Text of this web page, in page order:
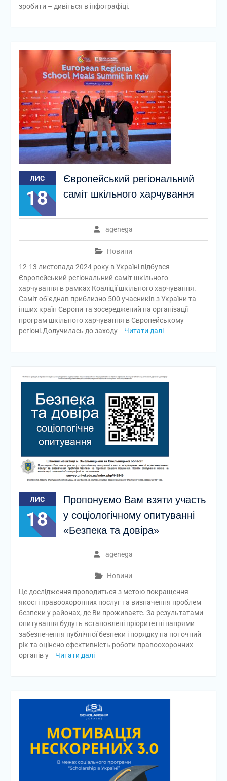
зробити – дивіться в інфографіці.
ЛИС
18
Європейський регіональний
саміт шкільного харчування
agenega
Новини
12-13 листопада 2024 року в Україні відбувся
Європейський регіональний саміт шкільного
харчування в рамках Коаліції шкільного харчування.
Саміт об’єднав приблизно 500 учасників з України та
інших країн Європи та зосереджений на організації
програм шкільного харчування в Європейському
регіоні.Долучилась до заходу
Читати далі
ЛИС
18
Пропонуємо Вам взяти участь
у соціологічному опитуванні
«Безпека та довіра»
agenega
Новини
Це дослідження проводиться з метою покращення
якості правоохоронних послуг та визначення проблем
безпеки у районах, де Ви проживаєте. За результатами
опитування будуть встановлені пріоритетні напрями
забезпечення публічної безпеки і порядку на поточний
рік та оцінено ефективність роботи правоохоронних
органів у
Читати далі